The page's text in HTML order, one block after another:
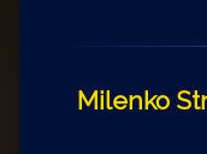
Milenko